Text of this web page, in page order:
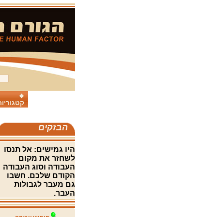
הבזקים
היו גמישים: אל תנסו
לשחזר את מקום
העבודה וסוג העבודה
הקודם שלכם. חשבו
גם מעבר לגבולות
העבר.